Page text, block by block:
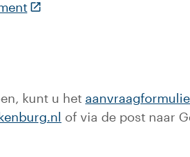
(Deze link gaat naar een
website)
gaat naar een externe
kunt u het
of via de post naar